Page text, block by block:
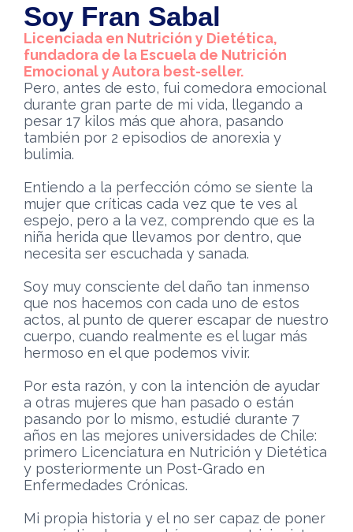
Soy Fran Sabal
Licenciada en Nutrición y Dietética,
fundadora de la Escuela de Nutrición
Emocional y Autora best-seller.
Pero, antes de esto, fui comedora emocional
durante gran parte de mi vida, llegando a
pesar 17 kilos más que ahora, pasando
también por 2 episodios de anorexia y
bulimia.
Entiendo a la perfección cómo se siente la
mujer que críticas cada vez que te ves al
espejo, pero a la vez, comprendo que es la
niña herida que llevamos por dentro, que
necesita ser escuchada y sanada.
Soy muy consciente del daño tan inmenso
que nos hacemos con cada uno de estos
actos, al punto de querer escapar de nuestro
cuerpo, cuando realmente es el lugar más
hermoso en el que podemos vivir.
Por esta razón, y con la intención de ayudar
a otras mujeres que han pasado o están
pasando por lo mismo, estudié durante 7
años en las mejores universidades de Chile:
primero Licenciatura en Nutrición y Dietética
y posteriormente un Post-Grado en
Enfermedades Crónicas.
Mi propia historia y el no ser capaz de poner